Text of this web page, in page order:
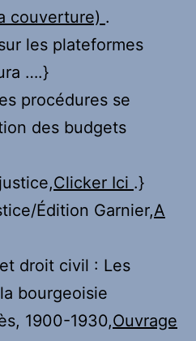
couverture) .
les plateformes
….}
procédures se
des budgets
Clicker Ici .}
Édition Garnier,A
droit civil : Les
bourgeoisie
1900-1930,Ouvrage